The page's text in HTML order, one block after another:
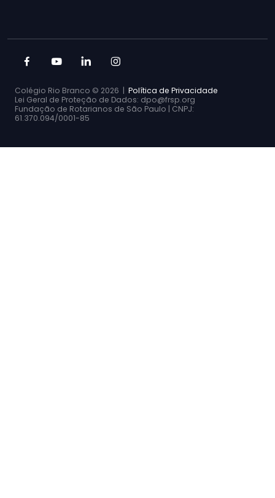
Colégio Rio Branco © 2026 | Política de Privacidade
Lei Geral de Proteção de Dados: dpo@frsp.org
Fundação de Rotarianos de São Paulo | CNPJ:
61.370.094/0001-85